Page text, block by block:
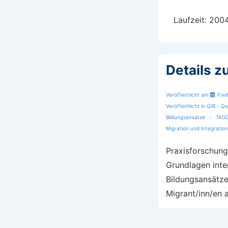
Laufzeit:
Details
Veröffentlicht am
Veröffentlicht in QIB -
Bildungsansätze
Migration und Integration
Grundlagen
Migrant/inn/en